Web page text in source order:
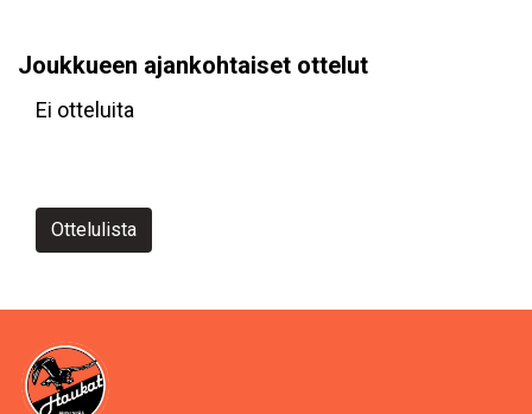
Joukkueen ajankohtaiset ottelut
Ei otteluita
Ottelulista